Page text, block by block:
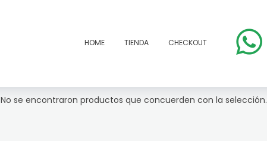
HOME TIENDA CHECKOUT
No se encontraron productos que concuerden con la selección.